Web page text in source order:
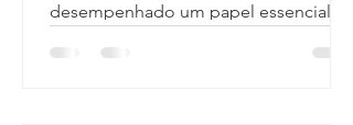
desempenhado um papel essencial na
ao longo da história. Surgidos em...